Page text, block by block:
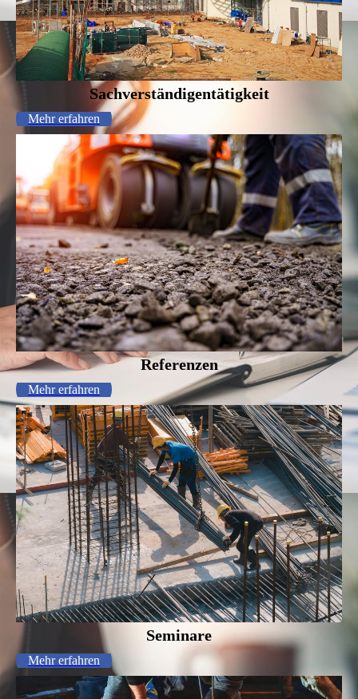
Sachverständigentätigkeit
Mehr erfahren
Referenzen
Mehr erfahren
Seminare
Mehr erfahren